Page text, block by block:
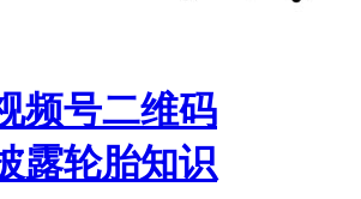
频号二维码
露轮胎知识